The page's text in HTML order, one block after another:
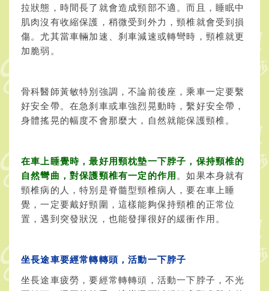
拉狀態，時間長了就會造成頸部不適。而且，睡眠中
肌肉沒有收縮保護，稍微受到外力，頸椎就會受到損
傷。尤其當車輛加速、刹車減速或轉彎時，頸椎就更
加脆弱。
骨科醫師黃敏特別強調，不論前後座，乘車一定要繫
好安全帶。在急刹車或車強烈晃動時，繫好安全帶，
身體搖晃的幅度不會那麼大，自然就能保護頸椎。
在車上睡覺時，最好用頸枕墊一下脖子，保持頸椎的
自然彎曲，對保護頸椎有一定的作用 。如果本身就有
頸椎病的人，特別是脊髓型頸椎病人，要在車上睡
覺，一定要戴好頸圍，這樣能夠保持頸椎的正常位
置，遇到突發狀況，也能發揮很好的緩衝作用。
坐長途車要經常轉轉頭，活動一下脖子
坐長途車疲勞，要經常轉轉頭，活動一下脖子，不光